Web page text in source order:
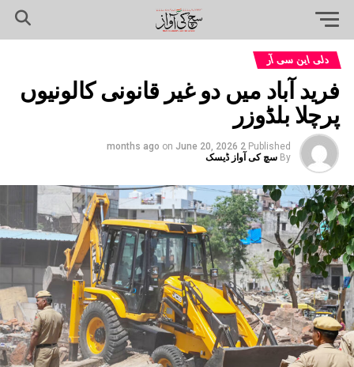
دلی این سی آر
فرید آباد میں دو غیر قانونی کالونیوں
پرچلا بلڈوزر
Published
2 months ago
on June 20, 2026
By سچ کی آواز ڈیسک